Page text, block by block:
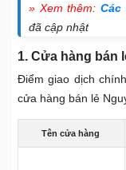
» Xem thêm: Các
đã cập nhật
1. Cửa hàng bán
Điểm giao dịch
cửa hàng bán lẻ
Tên cửa hàng